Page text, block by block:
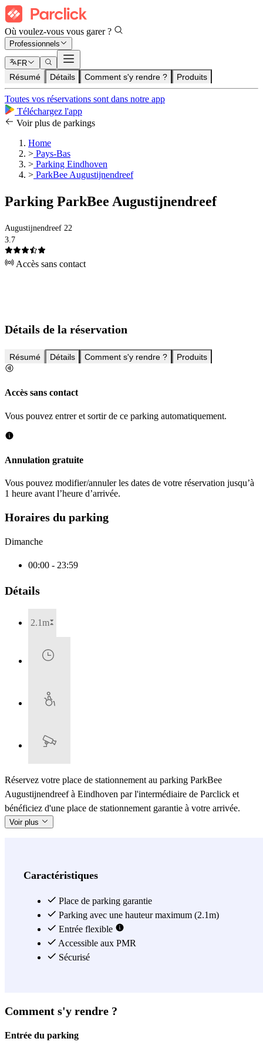
Où voulez-vous vous garer ?
Professionnels
FR
Résumé Détails Comment s'y rendre ? Produits
Toutes vos réservations sont dans notre app
Téléchargez l'app
Voir plus de parkings
Home
> Pays-Bas
> Parking Eindhoven
> ParkBee Augustijnendreef
Parking ParkBee Augustijnendreef
Augustijnendreef 22
3.7
Accès sans contact
Détails de la réservation
Résumé Détails Comment s'y rendre ? Produits
Accès sans contact
Vous pouvez entrer et sortir de ce parking automatiquement.
Annulation gratuite
Vous pouvez modifier/annuler les dates de votre réservation jusqu’à
1 heure avant l’heure d’arrivée.
Horaires du parking
Dimanche
00:00 - 23:59
Détails
2.1m
Réservez votre place de stationnement au parking ParkBee
Augustijnendreef à Eindhoven par l'intermédiaire de Parclick et
bénéficiez d'une place de stationnement garantie à votre arrivée.
Voir plus
Caractéristiques
Place de parking garantie
Parking avec une hauteur maximum (2.1m)
Entrée flexible
Accessible aux PMR
Sécurisé
Comment s'y rendre ?
Entrée du parking